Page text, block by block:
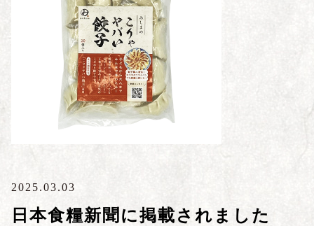
2025.03.03
日本食糧新聞に掲載されました